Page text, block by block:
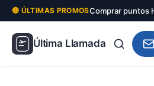
🔴 ÚLTIMAS PROMOSComprar puntos
Última Llamada